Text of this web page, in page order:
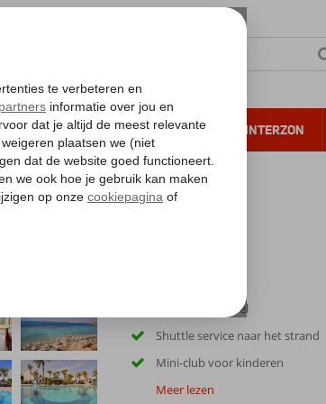
VERRE REIZEN ALL INCLUSIVE WINTERZON
Kleinschalig hotel
Shuttle service naar het strand
Mini-club voor kinderen
Meer lezen